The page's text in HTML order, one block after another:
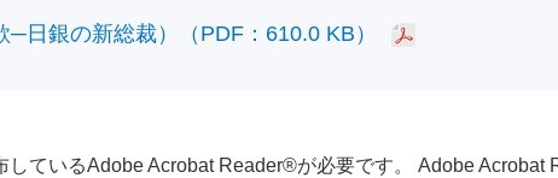
日銀の新総裁）（PDF：610.0 KB）
ているAdobe Acrobat Reader®が必要です。 Adobe Acrobat